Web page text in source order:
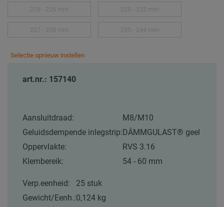
Selectie opnieuw instellen
art.nr.: 157140
Aansluitdraad:
M8/M10
Geluidsdempende inlegstrip: DÄMMGULAST® geel
Oppervlakte:
RVS 3.16
Klembereik:
54 - 60 mm
Verp.eenheid:
25 stuk
Gewicht/Eenh.:0,124 kg